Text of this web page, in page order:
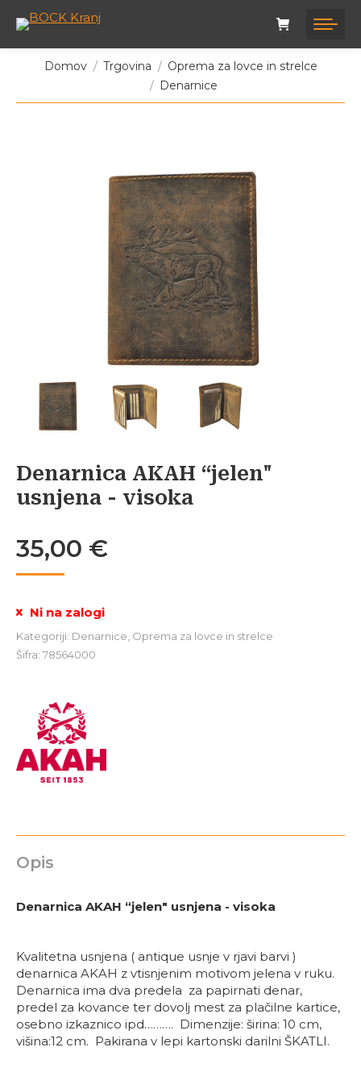
Tukaj ste:
Domov Trgovina
Oprema za lovce in strelce
Denarnice
Denarnica AKAH “jelen"
usnjena - visoka
35,00 €
Ni na zalogi
Kategoriji: Denarnice Oprema za lovce in strelce
Šifra: 78564000
Opis
Denarnica AKAH “jelen" usnjena - visoka
Kvalitetna usnjena ( antique usnje v rjavi barvi )
denarnica AKAH z vtisnjenim motivom jelena v ruku.
Denarnica ima dva predela za papirnati denar,
predel za kovance ter dovolj mest za plačilne kartice,
osebno izkaznico ipd………. Dimenzije: širina: 10 cm,
višina:12 cm. Pakirana v lepi kartonski darilni ŠKATLI.